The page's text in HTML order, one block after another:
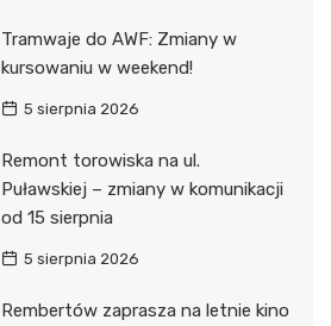
Tramwaje do AWF: Zmiany w
kursowaniu w weekend!
5 sierpnia 2026
Remont torowiska na ul.
Puławskiej – zmiany w komunikacji
od 15 sierpnia
5 sierpnia 2026
Rembertów zaprasza na letnie kino